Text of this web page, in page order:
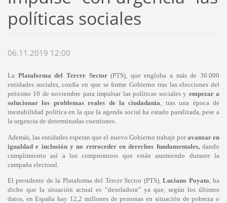
políticas sociales
06.11.2019 12:00
La Plataforma del Tercer Sector(PTS), que engloba a más de 30.000
entidades sociales, confía en que se forme Gobierno tras las elecciones del
próximo 10 de noviembre para impulsar las políticas sociales y empezar a
solucionar los problemas reales de la ciudadanía, tras una época de
inestabilidad política en la que la agenda social ha estado paralizada, pese a
la urgencia de determinadas cuestiones.
Además, las entidades esperan que el nuevo Gobierno trabaje poravanzar en
igualdad e inclusión y no retroceder en derechos fundamentales,dando
cumplimiento así a los compromisos que están asumiendo durante la
campaña electoral.
El presidente de la Plataforma del Tercer Sector (PTS),Luciano Poyato , ha
dicho que la situación actual es “desoladora” ya que, según los últimos
datos, en España hay 12,2 millones de personas en situación de pobreza o